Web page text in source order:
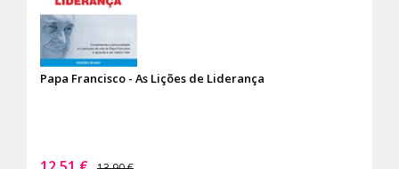
Papa Francisco - As Lições de Liderança